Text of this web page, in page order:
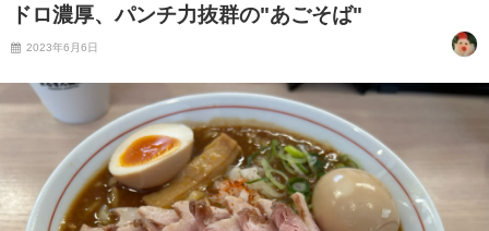
ドロ濃厚、パンチ力抜群の"あごそば"
2023年6月6日